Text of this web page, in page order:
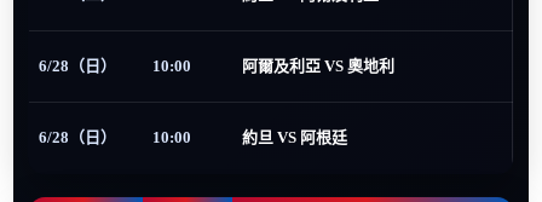
6/28（日） 10:00 阿爾及利亞 VS 奧地利
6/28（日） 10:00 約旦 VS 阿根廷